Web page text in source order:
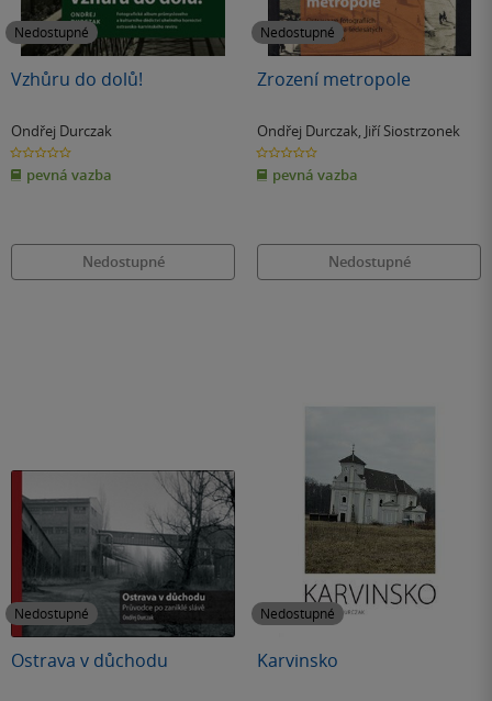
Nedostupné
Vzhůru do dolů!
Ondřej Durczak
0.0
z
5
hvězdiček
pevná vazba
Nedostupné
Nedostupné
Zrození metropole
Ondřej Durczak, Jiří Siostrzonek
0.0
z
5
hvězdiček
pevná vazba
Nedostupné
Nedostupné
Ostrava v důchodu
Nedostupné
Karvinsko